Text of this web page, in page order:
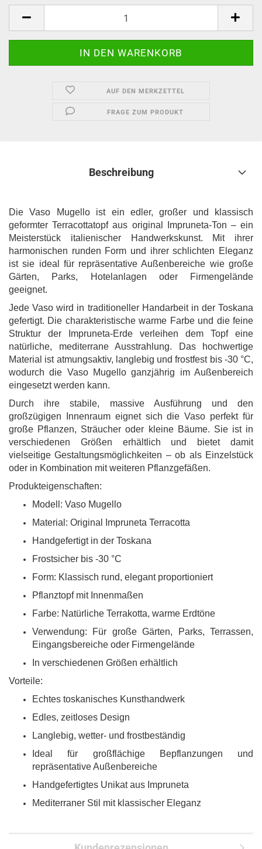
AUF DEN MERKZETTEL
FRAGE ZUM PRODUKT
Beschreibung
Die Vaso Mugello ist ein edler, großer und klassisch
geformter Terracottatopf aus original Impruneta-Ton – ein
Meisterstück italienischer Handwerkskunst. Mit ihrer
harmonischen runden Form und ihrer schlichten Eleganz
ist sie ideal für repräsentative Außenbereiche wie große
Gärten, Parks, Hotelanlagen oder Firmengelände
geeignet.
Jede Vaso wird in traditioneller Handarbeit in der Toskana
gefertigt. Die charakteristische warme Farbe und die feine
Struktur der Impruneta-Erde verleihen dem Topf eine
natürliche, mediterrane Ausstrahlung. Das hochwertige
Material ist atmungsaktiv, langlebig und frostfest bis -30 °C,
wodurch die Vaso Mugello ganzjährig im Außenbereich
eingesetzt werden kann.
Durch ihre stabile, massive Ausführung und den
großzügigen Innenraum eignet sich die Vaso perfekt für
große Pflanzen, Sträucher oder kleine Bäume. Sie ist in
verschiedenen Größen erhältlich und bietet damit
vielseitige Gestaltungsmöglichkeiten – ob als Einzelstück
oder in Kombination mit weiteren Pflanzgefäßen.
Produkteigenschaften:
Modell: Vaso Mugello
Material: Original Impruneta Terracotta
Handgefertigt in der Toskana
Frostsicher bis -30 °C
Form: Klassisch rund, elegant proportioniert
Pflanztopf mit Innenmaßen
Farbe: Natürliche Terrakotta, warme Erdtöne
Verwendung: Für große Gärten, Parks, Terrassen,
Eingangsbereiche oder Firmengelände
In verschiedenen Größen erhältlich
Vorteile:
Echtes toskanisches Kunsthandwerk
Edles, zeitloses Design
Langlebig, wetter- und frostbeständig
Ideal für großflächige Bepflanzungen und
repräsentative Außenbereiche
Handgefertigtes Unikat aus Impruneta
Mediterraner Stil mit klassischer Eleganz